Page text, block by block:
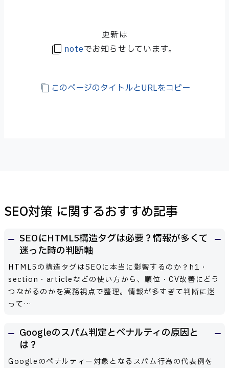
更新は
noteでお知らせしています。
このページのタイトルとURLをコピー
SEO対策 に関するおすすめ記事
SEOにHTML5構造タグは必要？情報が多くて
迷った時の判断軸
HTML5の構造タグはSEOに本当に影響するのか？h1・
section・articleなどの使い方から、順位・CV改善にどう
つながるのかを実務視点で整理。情報が多すぎて判断に迷
って…
Googleのスパム判定とペナルティの原因と
は？
Googleのペナルティー対象となるスパム行為の代表例を